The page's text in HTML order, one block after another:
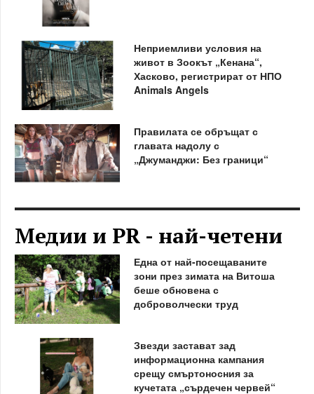
Неприемливи условия на
живот в Зоокът „Кенана“,
Хасково, регистрират от НПО
Animals Angels
Правилата се обръщат с
главата надолу с
„Джуманджи: Без граници“
Медии и PR - най-четени
Една от най-посещаваните
зони през зимата на Витоша
беше обновена с
доброволчески труд
Звезди застават зад
информационна кампания
срещу смъртоносния за
кучетата „сърдечен червей“